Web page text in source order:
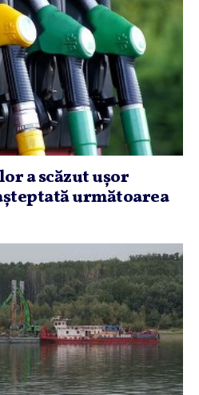
a scăzut uşor
următoarea